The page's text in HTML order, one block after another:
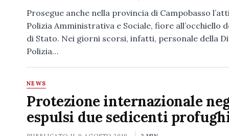
Prosegue anche nella provincia di Campobasso
Polizia Amministrativa e Sociale, fiore all’occhiello
di Stato. Nei giorni scorsi, infatti, personale della
Polizia…
NEWS
Protezione internazionale
espulsi due sedicenti